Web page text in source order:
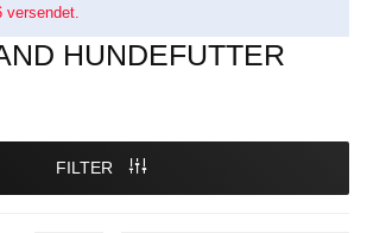
versendet.
HUNDEFUTTER
FILTER